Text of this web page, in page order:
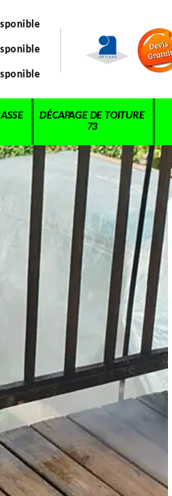
DÉCAPAGE DE TOITURE
73